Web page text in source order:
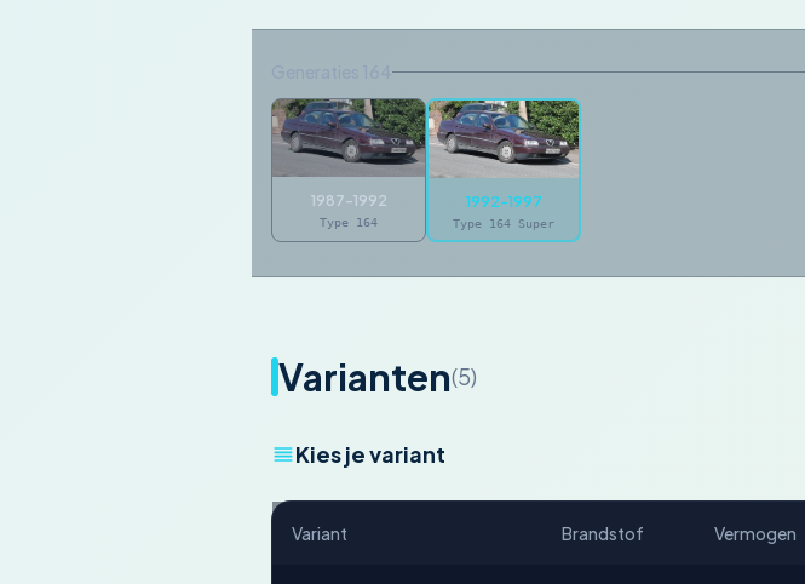
1987-1992
Type 164
1992-1997
Type 164 Super
Varianten(5)
Kies je variant
Variant Brandstof Vermogen